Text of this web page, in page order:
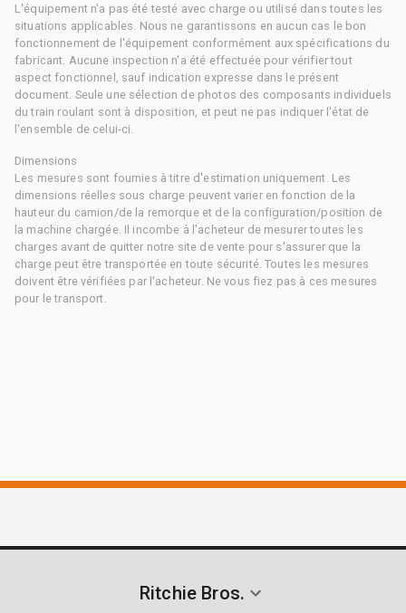
L'équipement n'a pas été testé avec charge ou utilisé dans toutes les
situations applicables. Nous ne garantissons en aucun cas le bon
fonctionnement de l'équipement conformément aux spécifications du
fabricant. Aucune inspection n'a été effectuée pour vérifier tout
aspect fonctionnel, sauf indication expresse dans le présent
document. Seule une sélection de photos des composants individuels
du train roulant sont à disposition, et peut ne pas indiquer l'état de
l'ensemble de celui-ci.
Dimensions
Les mesures sont fournies à titre d'estimation uniquement. Les
dimensions réelles sous charge peuvent varier en fonction de la
hauteur du camion/de la remorque et de la configuration/position de
la machine chargée. Il incombe à l'acheteur de mesurer toutes les
charges avant de quitter notre site de vente pour s'assurer que la
charge peut être transportée en toute sécurité. Toutes les mesures
doivent être vérifiées par l'acheteur. Ne vous fiez pas à ces mesures
pour le transport.
Ritchie Bros.